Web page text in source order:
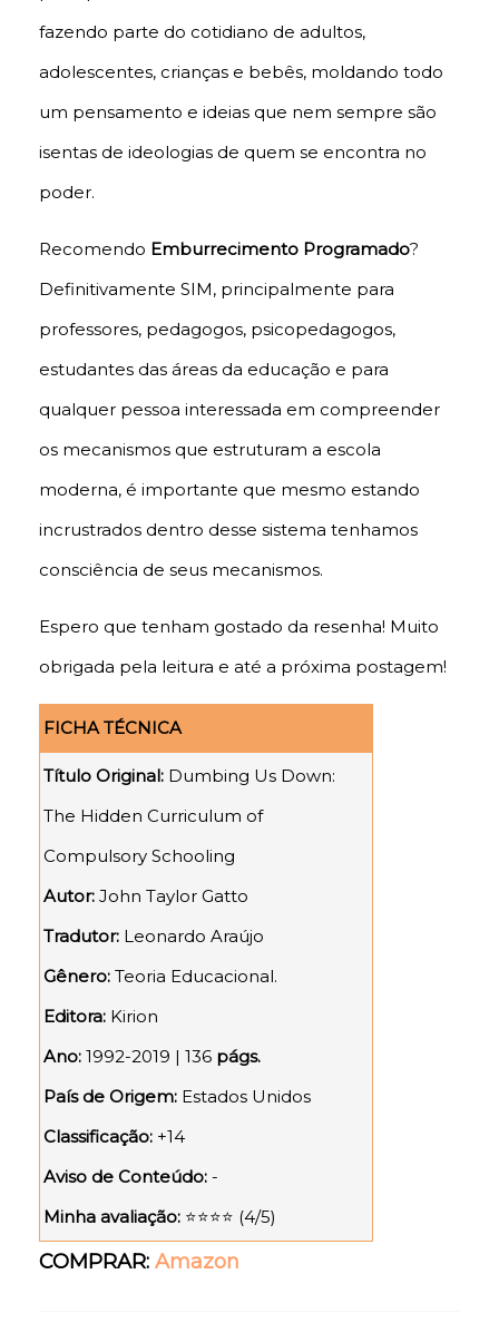
fazendo parte do cotidiano de adultos,
adolescentes, crianças e bebês, moldando todo
um pensamento e ideias que nem sempre são
isentas de ideologias de quem se encontra no
poder.
Recomendo Emburrecimento Programado?
Definitivamente SIM, principalmente para
professores, pedagogos, psicopedagogos,
estudantes das áreas da educação e para
qualquer pessoa interessada em compreender
os mecanismos que estruturam a escola
moderna, é importante que mesmo estando
incrustrados dentro desse sistema tenhamos
consciência de seus mecanismos.
Espero que tenham gostado da resenha! Muito
obrigada pela leitura e até a próxima postagem!
FICHA TÉCNICA
Título Original: Dumbing Us Down:
The Hidden Curriculum of
Compulsory Schooling
Autor: John Taylor Gatto
Tradutor: Leonardo Araújo
Gênero: Teoria Educacional.
Editora: Kirion
Ano: 1992-2019 | 136 págs.
País de Origem: Estados Unidos
Classificação: +14
Aviso de Conteúdo: -
Minha avaliação: ⭐⭐⭐⭐ (4/5)
COMPRAR: Amazon